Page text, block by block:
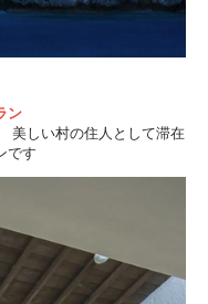
ン
美しい村の住人として滞在
です